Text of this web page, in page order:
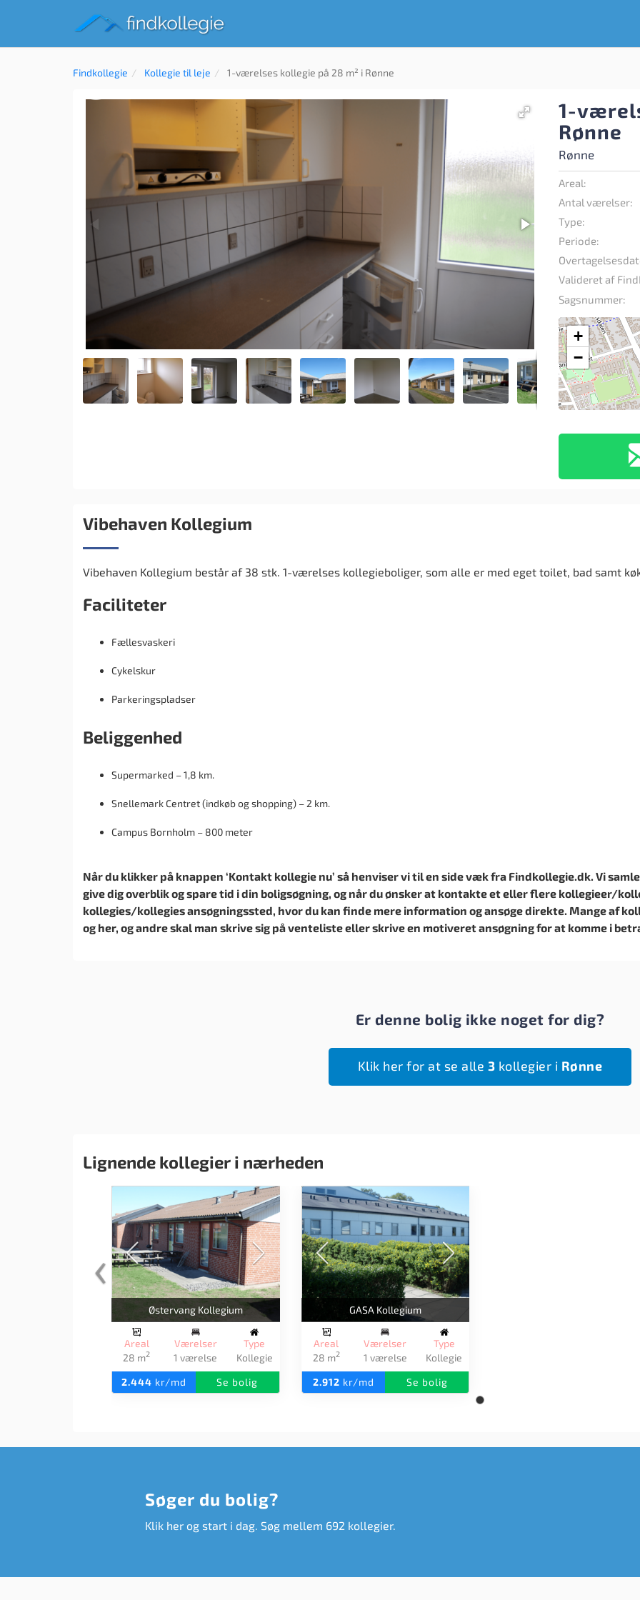
Findkollegie Kollegie til leje 1-værelses kollegie på 28 m² i Rønne
1-
Rønne
Rønne
Areal:
Antal værelser:
Type:
Periode:
Valideret af
Sagsnummer:
+
−
Vibehaven Kollegium
Vibehaven Kollegium består af 38 stk. 1-værelses kollegieboliger, som alle er med eget toilet, bad samt
Faciliteter
Fællesvaskeri
Cykelskur
Parkeringspladser
Beliggenhed
Supermarked – 1,8 km.
Snellemark Centret (indkøb og shopping) – 2 km.
Campus Bornholm – 800 meter
Når du klikker på knappen ‘Kontakt kollegie nu’ så henviser vi til en side væk fra Findkollegie.dk. Vi
give dig overblik og spare tid i din boligsøgning, og når du ønsker at kontakte et eller flere kollegieer/
kollegies/kollegies ansøgningssted, hvor du kan finde mere information og ansøge direkte. Mange af
og her, og andre skal man skrive sig på venteliste eller skrive en motiveret ansøgning for at komme i
Er denne bolig ikke noget for dig?
Klik her for at se alle 3 kollegier i Rønne
Lignende kollegier i nærheden
Østervang Kollegium
Areal
28 m2
Værelser
1 værelse
Type
Kollegie
2.444 kr/md Se bolig
GASA Kollegium
Areal
28 m2
Værelser
1 værelse
Type
Kollegie
2.912 kr/md Se bolig
‹
Søger du bolig?
Klik her og start i dag. Søg mellem 692 kollegier.